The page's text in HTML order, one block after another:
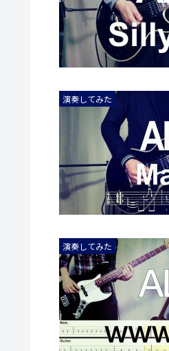
演奏してみた
演奏してみた